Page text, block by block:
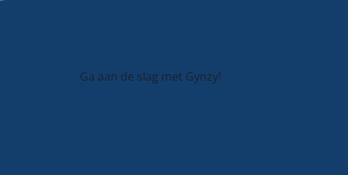
Ga aan de slag met Gynzy!